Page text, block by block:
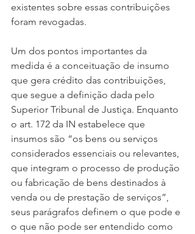
existentes sobre essas contribuições
foram revogadas.
Um dos pontos importantes da
medida é a conceituação de insumo
que gera crédito das contribuições,
que segue a definição dada pelo
Superior Tribunal de Justiça. Enquanto
o art. 172 da IN estabelece que
insumos são “os bens ou serviços
considerados essenciais ou relevantes,
que integram o processo de produção
ou fabricação de bens destinados à
venda ou de prestação de serviços”,
seus parágrafos definem o que pode e
o que não pode ser entendido como